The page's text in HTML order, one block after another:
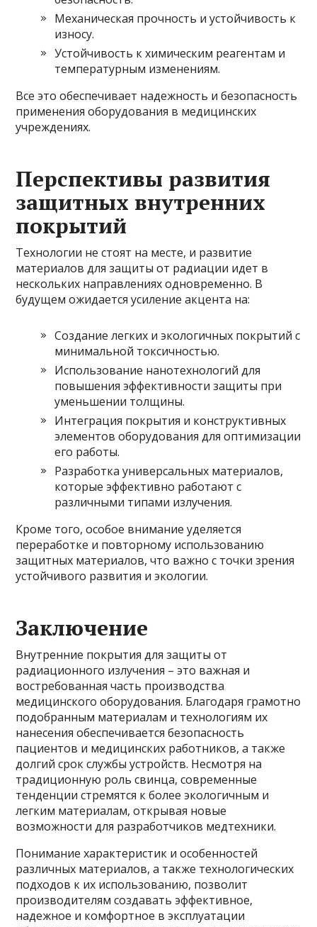
Механическая прочность и устойчивость к
износу.
Устойчивость к химическим реагентам и
температурным изменениям.
Все это обеспечивает надежность и безопасность
применения оборудования в медицинских
учреждениях.
Перспективы развития
защитных внутренних
покрытий
Технологии не стоят на месте, и развитие
материалов для защиты от радиации идет в
нескольких направлениях одновременно. В
будущем ожидается усиление акцента на:
Создание легких и экологичных покрытий с
минимальной токсичностью.
Использование нанотехнологий для
повышения эффективности защиты при
уменьшении толщины.
Интеграция покрытия и конструктивных
элементов оборудования для оптимизации
его работы.
Разработка универсальных материалов,
которые эффективно работают с
различными типами излучения.
Кроме того, особое внимание уделяется
переработке и повторному использованию
защитных материалов, что важно с точки зрения
устойчивого развития и экологии.
Заключение
Внутренние покрытия для защиты от
радиационного излучения – это важная и
востребованная часть производства
медицинского оборудования. Благодаря грамотно
подобранным материалам и технологиям их
нанесения обеспечивается безопасность
пациентов и медицинских работников, а также
долгий срок службы устройств. Несмотря на
традиционную роль свинца, современные
тенденции стремятся к более экологичным и
легким материалам, открывая новые
возможности для разработчиков медтехники.
Понимание характеристик и особенностей
различных материалов, а также технологических
подходов к их использованию, позволит
производителям создавать эффективное,
надежное и комфортное в эксплуатации